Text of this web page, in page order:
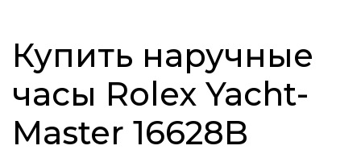
Купить наручные
часы Rolex Yacht-
Master 16628B